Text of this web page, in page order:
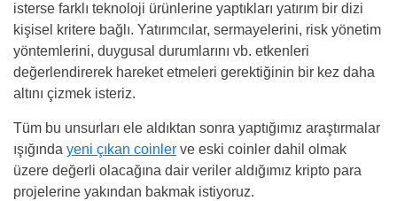
isterse farklı teknoloji ürünlerine yaptıkları yatırım bir dizi
kişisel kritere bağlı. Yatırımcılar, sermayelerini, risk yönetim
yöntemlerini, duygusal durumlarını vb. etkenleri
değerlendirerek hareket etmeleri gerektiğinin bir kez daha
altını çizmek isteriz.
Tüm bu unsurları ele aldıktan sonra yaptığımız araştırmalar
ışığında yeni çıkan coinler ve eski coinler dahil olmak
üzere değerli olacağına dair veriler aldığımız kripto para
projelerine yakından bakmak istiyoruz.